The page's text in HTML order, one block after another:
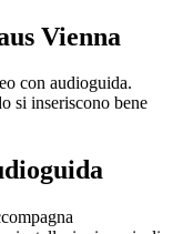
Vienna
con audioguida.
si inseriscono bene